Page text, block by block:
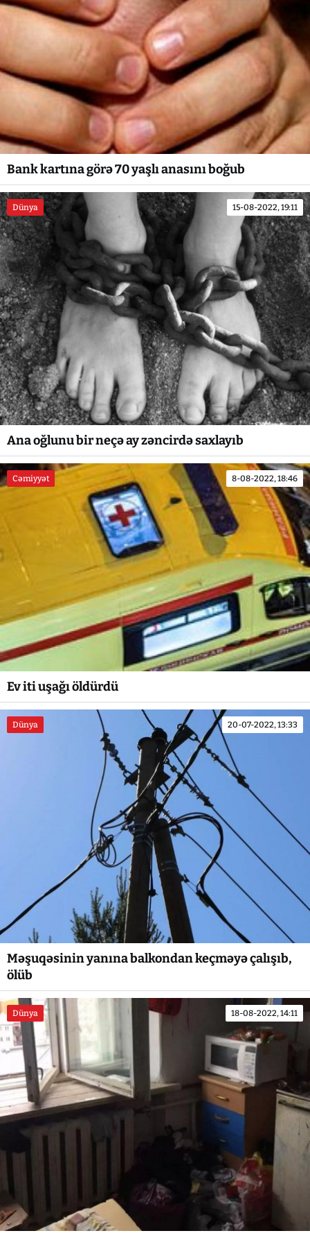
Bank kartına görə 70 yaşlı anasını boğub
Dünya 15-08-2022, 19:11
Ana oğlunu bir neçə ay zəncirdə saxlayıb
Cəmiyyət 8-08-2022, 18:46
Ev iti uşağı öldürdü
Dünya 20-07-2022, 13:33
Məşuqəsinin yanına balkondan keçməyə çalışıb,
ölüb
Dünya 18-08-2022, 14:11